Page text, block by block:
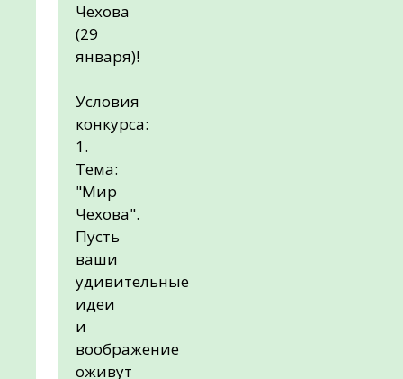
Чехова
(29
января)!
Условия
конкурса:
1.
Тема:
"Мир
Чехова".
Пусть
ваши
удивительные
идеи
и
воображение
оживут